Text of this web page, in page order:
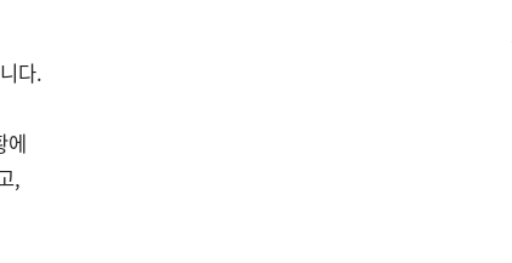
다.
에
,